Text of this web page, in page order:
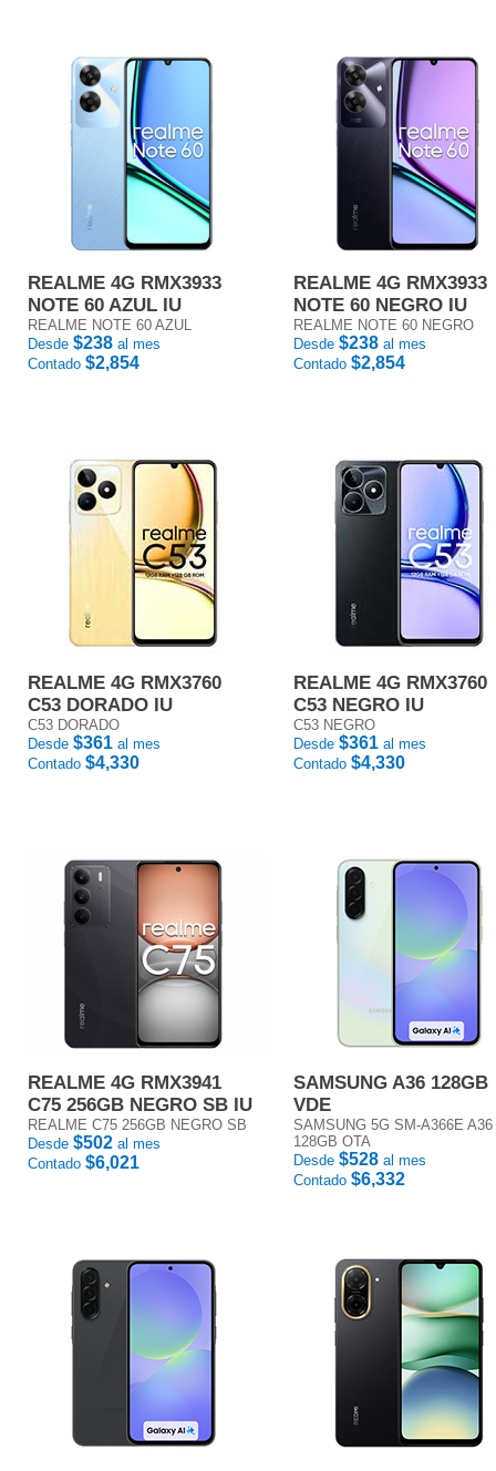
REALME 4G RMX3933
NOTE 60 AZUL IU
REALME NOTE 60 AZUL
Desde $238 al mes
Contado $2,854
REALME 4G RMX3933
NOTE 60 NEGRO IU
REALME NOTE 60 NEGRO
Desde $238 al mes
Contado $2,854
REALME 4G RMX3760
C53 DORADO IU
C53 DORADO
Desde $361 al mes
Contado $4,330
REALME 4G RMX3760
C53 NEGRO IU
C53 NEGRO
Desde $361 al mes
Contado $4,330
REALME 4G RMX3941
C75 256GB NEGRO SB IU
REALME C75 256GB NEGRO SB
Desde $502 al mes
Contado $6,021
SAMSUNG A36 128GB
VDE
SAMSUNG 5G SM-A366E A36
128GB OTA
Desde $528 al mes
Contado $6,332